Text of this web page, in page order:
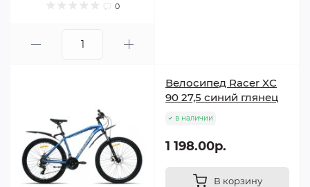
0
Велосипед Racer XC
90 27,5 синий глянец
в наличии
1 198.00р.
В корзину